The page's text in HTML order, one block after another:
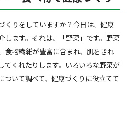
くりをしていますか？今日は、健康
します。それは、「野菜」です。野菜
食物繊維が豊富に含まれ、肌をきれ
てくれたりします。いろいろな野菜が
ついて調べて、健康づくりに役立てて